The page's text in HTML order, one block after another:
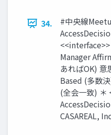
34.
#中央線
Manager
あればOK) 意
Based (多数
(全会⼀致) ＊
CASAREAL,